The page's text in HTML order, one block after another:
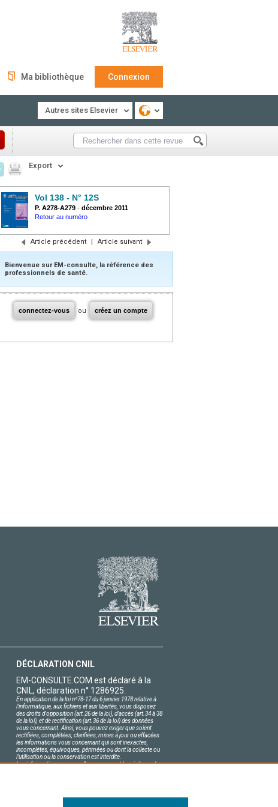
Ma bibliothèque Connexion
Autres sites Elsevier
Export
Vol 138 - N° 12S
P. A278-A279 - décembre 2011
Retour au numéro
Article précédent | Article suivant
Bienvenue sur EM-consulte, la référence des
professionnels de santé.
connectez-vous ou créez un compte
DÉCLARATION CNIL
EM-CONSULTE.COM est déclaré à la
CNIL, déclaration n° 1286925.
En application de la loi nº78-17 du 6 janvier 1978 relative à
l'informatique, aux fichiers et aux libertés, vous disposez
des droits d'opposition (art.26 de la loi), d'accès (art.34 à 38
de la loi), et de rectification (art.36 de la loi) des données
vous concernant. Ainsi, vous pouvez exiger que soient
rectifiées, complétées, clarifiées, mises à jour ou effacées
les informations vous concernant qui sont inexactes,
incomplètes, équivoques, périmées ou dont la collecte ou
l'utilisation ou la conservation est interdite.
Les informations personnelles concernant les visiteurs de